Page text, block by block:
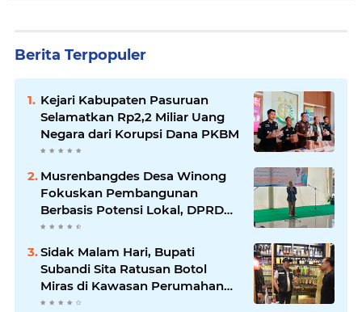
Berita Terpopuler
Kejari Kabupaten Pasuruan
Selamatkan Rp2,2 Miliar Uang
Negara dari Korupsi Dana PKBM
Musrenbangdes Desa Winong
Fokuskan Pembangunan
Berbasis Potensi Lokal, DPRD
Optimistis Meski Dihantam
Efisiensi Anggaran
Sidak Malam Hari, Bupati
Subandi Sita Ratusan Botol
Miras di Kawasan Perumahan
Sidoarjo